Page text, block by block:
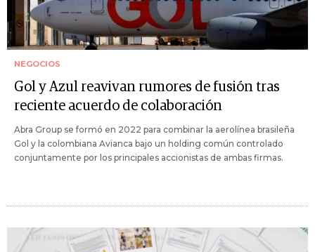
NEGOCIOS
Gol y Azul reavivan rumores de fusión tras
reciente acuerdo de colaboración
Abra Group se formó en 2022 para combinar la aerolínea brasileña
Gol y la colombiana Avianca bajo un holding común controlado
conjuntamente por los principales accionistas de ambas firmas.